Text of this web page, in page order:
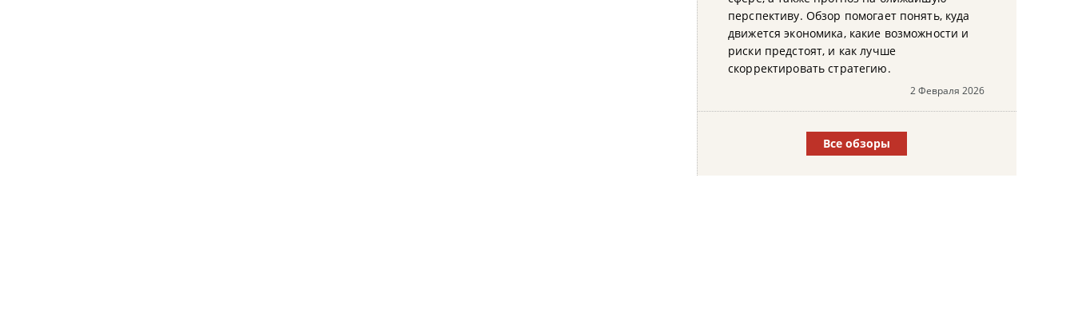
перспективу. Обзор помогает понять, куда
движется экономика, какие возможности и
риски предстоят, и как лучше
скорректировать стратегию.
2 Февраля 2026
Все обзоры